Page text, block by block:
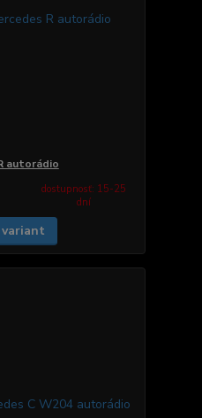
autorádio
dostupnosť: 15-25
dní